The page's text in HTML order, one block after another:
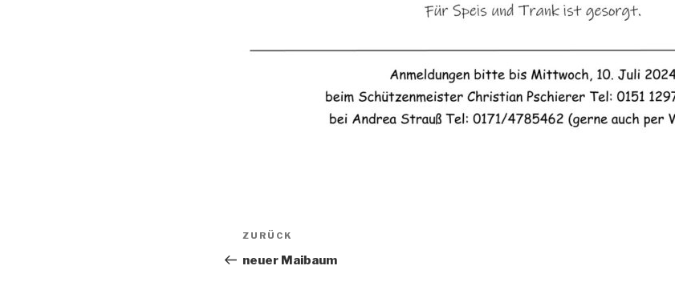
Beitragsnavigation
Vorheriger
Beitrag
ZURÜCK
neuer Maibaum